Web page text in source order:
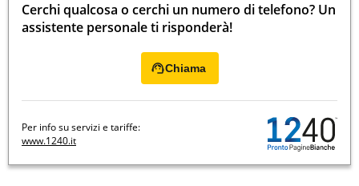
Cerchi qualcosa o cerchi un numero di telefono? Un
assistente personale ti risponderà!
Chiama
Per info su servizi e tariffe:
www.1240.it